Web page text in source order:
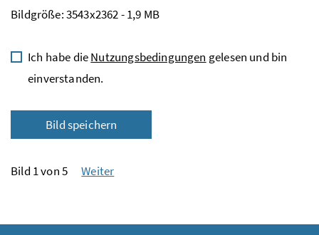
Bildgröße: 3543x2362 - 1,9 MB
Ich habe dieNutzungsbedingungen gelesen und bin
einverstanden.
Bild speichern
Bild 1 von 5 Weiter